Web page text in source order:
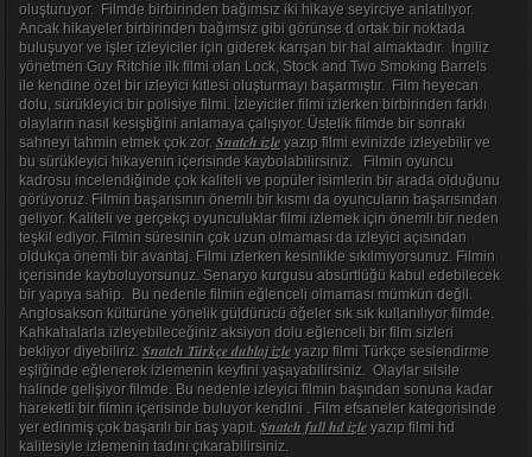
oluşturuyor. Filmde birbirinden bağımsız iki hikaye seyirciye anlatılıyor.
Ancak hikayeler birbirinden bağımsız gibi görünse d ortak bir noktada
buluşuyor ve işler izleyiciler için giderek karışan bir hal almaktadır. İngiliz
yönetmen Guy Ritchie ilk filmi olan Lock, Stock and Two Smoking Barrels
ile kendine özel bir izleyici kitlesi oluşturmayı başarmıştır. Film heyecan
dolu, sürükleyici bir polisiye filmi. İzleyiciler filmi izlerken birbirinden farklı
olayların nasıl kesiştiğini anlamaya çalışıyor. Üstelik filmde bir sonraki
sahneyi tahmin etmek çok zor. Snatch izleyazıp filmi evinizde izleyebilir ve
bu sürükleyici hikayenin içerisinde kaybolabilirsiniz. Filmin oyuncu
kadrosu incelendiğinde çok kaliteli ve popüler isimlerin bir arada olduğunu
görüyoruz. Filmin başarısının önemli bir kısmı da oyuncuların başarısından
geliyor. Kaliteli ve gerçekçi oyunculuklar filmi izlemek için önemli bir neden
teşkil ediyor. Filmin süresinin çok uzun olmaması da izleyici açısından
oldukça önemli bir avantaj. Filmi izlerken kesinlikle sıkılmıyorsunuz. Filmin
içerisinde kayboluyorsunuz. Senaryo kurgusu absürtlüğü kabul edebilecek
bir yapıya sahip. Bu nedenle filmin eğlenceli olmaması mümkün değil.
Anglosakson kültürüne yönelik güldürücü öğeler sık sık kullanılıyor filmde.
Kahkahalarla izleyebileceğiniz aksiyon dolu eğlenceli bir film sizleri
bekliyor diyebiliriz. Snatch Türkçe dublaj izleyazıp filmi Türkçe seslendirme
eşliğinde eğlenerek izlemenin keyfini yaşayabilirsiniz. Olaylar silsile
halinde gelişiyor filmde. Bu nedenle izleyici filmin başından sonuna kadar
hareketli bir filmin içerisinde buluyor kendini . Film efsaneler kategorisinde
yer edinmiş çok başarılı bir baş yapıt. Snatch full hd izleyazıp filmi hd
kalitesiyle izlemenin tadını çıkarabilirsiniz.